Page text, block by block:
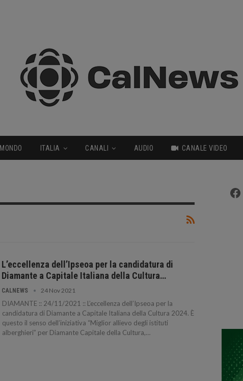
MONDO ITALIA CANALI AUDIO CANALE VIDEO
L’eccellenza dell’Ipseoa per la candidatura di
Diamante a Capitale Italiana della Cultura…
CALNEWS 24 Nov 2021
DIAMANTE :: 24/11/2021 :: L’eccellenza dell’Ipseoa per la
candidatura di Diamante a Capitale Italiana della Cultura 2024. È
questo il senso dell’iniziativa “Miglior allievo degli istituti
alberghieri” per Diamante Capitale della Cultura,…